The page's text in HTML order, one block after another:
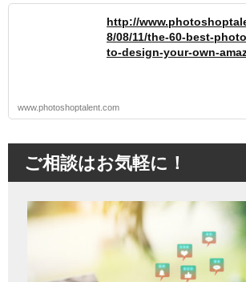
http://
8/08/11/the-60-best-
to-design-your-own-
www.photoshoptalent.com
ご相談はお気軽に！